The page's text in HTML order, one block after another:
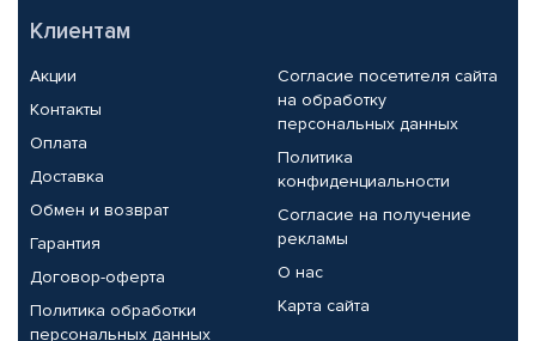
Клиентам
Акции
Контакты
Оплата
Доставка
Обмен и возврат
Гарантия
Договор-оферта
Политика обработки
персональных данных
Согласие посетителя сайта
на обработку
персональных данных
Политика
конфиденциальности
Согласие на получение
рекламы
О нас
Карта сайта